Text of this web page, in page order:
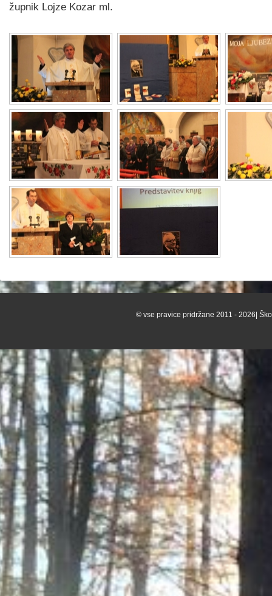
župnik Lojze Kozar ml.
© vse pravice pridržane 2011 - 2026|